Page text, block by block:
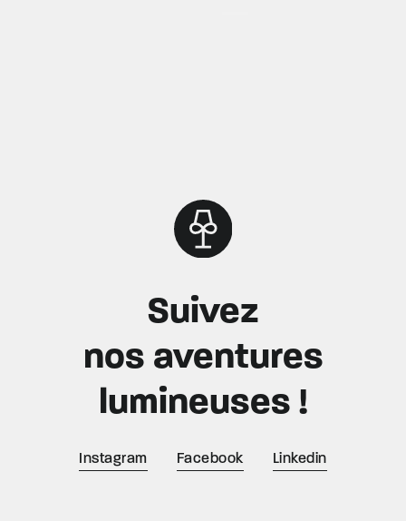
Suivez
nos aventures
lumineuses !
Instagram Facebook Linkedin